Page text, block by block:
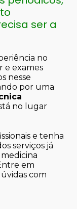
ser a
no
e exames
nesse
por uma
no lugar
e tenha
serviços já
em
com